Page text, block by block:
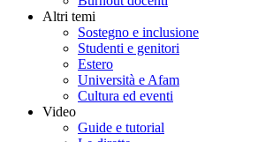
Altri temi
Sostegno e inclusione
Studenti e genitori
Estero
Università e Afam
Cultura ed eventi
Video
Guide e tutorial